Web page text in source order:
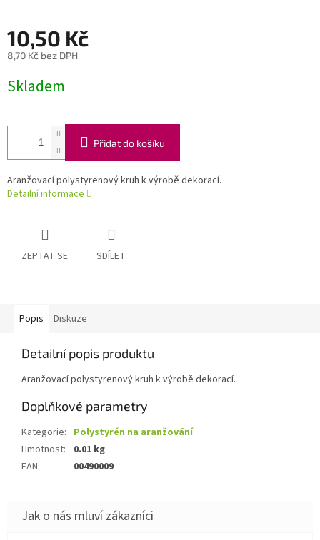
10,50 Kč
8,70 Kč bez DPH
cena:
Skladem
Přidat do košíku
Aranžovací polystyrenový kruh k výrobě dekorací.
Detailní informace
ZEPTAT SE SDÍLET
Popis Diskuze
Detailní popis produktu
Aranžovací polystyrenový kruh k výrobě dekorací.
Doplňkové parametry
Kategorie: Polystyrén na aranžování
Hmotnost:
0.01 kg
EAN: 00490009